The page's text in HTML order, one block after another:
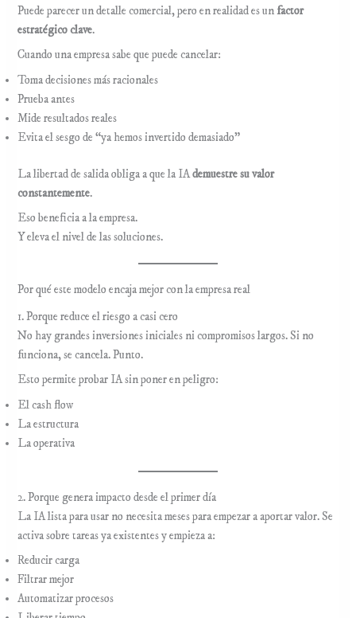
Puede parecer un detalle comercial, pero en realidad es unfactor
estratégico clave.
Cuando una empresa sabe que puede cancelar:
Toma decisiones más racionales
Prueba antes
Mide resultados reales
Evita el sesgo de “ya hemos invertido demasiado”
La libertad de salida obliga a que la IAdemuestre su valor
constantemente.
Eso beneficia a la empresa.
Y eleva el nivel de las soluciones.
Por qué este modelo encaja mejor con la empresa real
1. Porque reduce el riesgo a casi cero
No hay grandes inversiones iniciales ni compromisos largos. Si no
funciona, se cancela. Punto.
Esto permite probar IA sin poner en peligro:
El cash flow
La estructura
La operativa
2. Porque genera impacto desde el primer día
La IA lista para usar no necesita meses para empezar a aportar valor. Se
activa sobre tareas ya existentes y empieza a:
Reducir carga
Filtrar mejor
Automatizar procesos